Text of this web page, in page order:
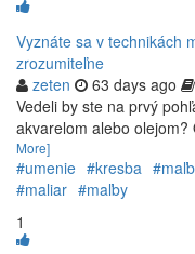
Vyznáte sa v technikách
zrozumiteľne
zeten
63 days ago
Vedeli by ste na prvý
akvarelom alebo
More]
#umenie #kresba
#maliar #maľby
1